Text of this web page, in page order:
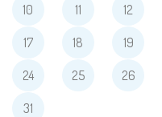
10 11 12
17 18 19
24 25 26
31